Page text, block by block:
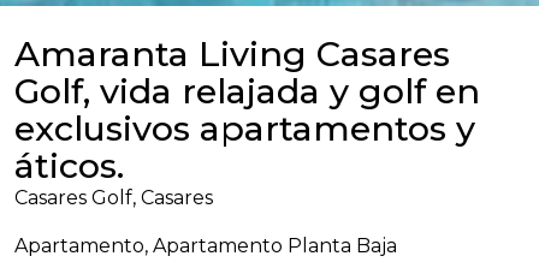
Amaranta Living Casares
Golf, vida relajada y golf en
exclusivos apartamentos y
áticos.
Casares Golf, Casares
Apartamento, Apartamento Planta Baja